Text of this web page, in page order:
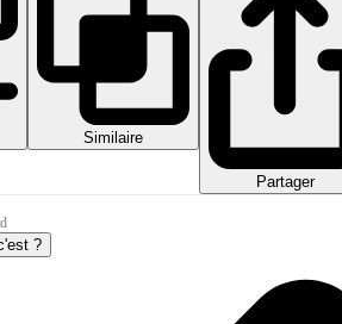
Similaire
Partager
?